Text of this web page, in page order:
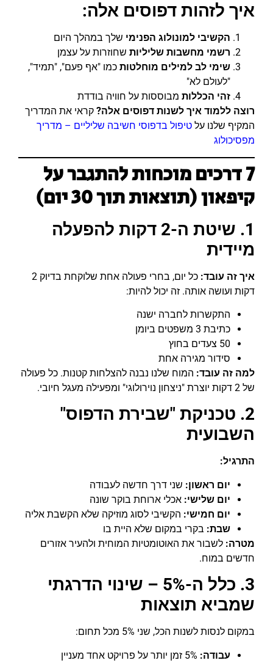
איך לזהות דפוסים אלה:
הקשיבי למונולוג הפנימי שלך במהלך היום
רשמי מחשבות שליליות שחוזרות על עצמן
שימי לב למילים מוחלטות כמו "אף פעם", "תמיד",
"לעולם לא"
זהי הכללות מבוססות על חוויה בודדת
רוצה ללמוד איך לשנות דפוסים אלה? קראי את המדריך
המקיף שלנו על טיפול בדפוסי חשיבה שליליים – מדריך
מפסיכולוג
7 דרכים מוכחות להתגבר על
קיפאון (תוצאות תוך 30 יום)
1. שיטת ה-2 דקות להפעלה
מיידית
איך זה עובד:
כל יום, בחרי פעולה אחת שלוקחת בדיוק 2
דקות ועושה אותה. זה יכול להיות:
התקשרות לחברה ישנה
כתיבת 3 משפטים ביומן
50 צעדים בחוץ
סידור מגירה אחת
למה זה עובד: המוח שלנו נבנה להצלחות קטנות. כל פעולה
של 2 דקות יוצרת "ניצחון נוירולוגי" ומפעילה מעגל חיובי.
2. טכניקת "שבירת הדפוס"
השבועית
התרגיל:
יום ראשון: שני דרך חדשה לעבודה
יום שלישי: אכלי ארוחת בוקר שונה
יום חמישי: הקשיבי לסוג מוזיקה שלא הקשבת אליה
שבת: בקרי במקום שלא היית בו
מטרה: לשבור את האוטומטיות המוחית ולהעיר אזורים
חדשים במוח.
3. כלל ה-5% – שינוי הדרגתי
שמביא תוצאות
במקום לנסות לשנות הכל, שני 5% מכל תחום:
עבודה: